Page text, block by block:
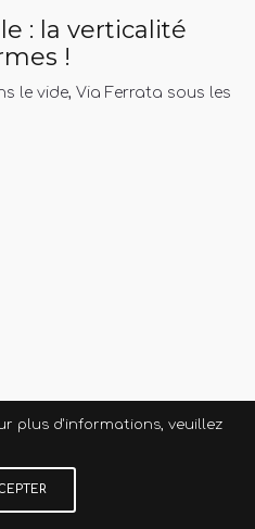
: la verticalité
!
le vide, Via Ferrata sous les
plus d'informations, veuillez